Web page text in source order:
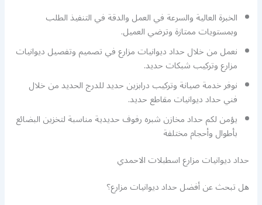
الخبرة العالية والسرعة في العمل والدقة في التنفيذ الطلب
وبمستويات ممتازة وترضي العميل.
نعمل من خلال حداد ديوانيات مزارع في تصميم وتفصيل ديوانيات
مزارع وتركيب شبكات حديد.
نوفر خدمة صيانة وتركيب درابزين حديد للدرج الحديد من خلال
فني حداد ديوانيات مقاطع حديد.
يؤمن لكم حداد مخازن شبره رفوف حديدية مناسبة لتخزين البضائع
بأطوال وأحجام مختلفة
حداد ديوانيات مزارع اسطبلات الاحمدي
هل تبحث عن أفضل حداد ديوانيات مزارع؟